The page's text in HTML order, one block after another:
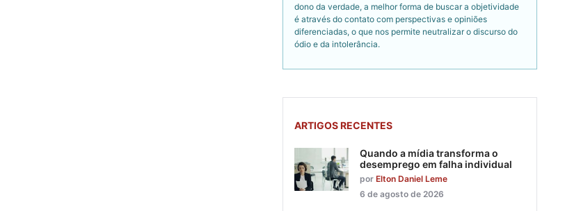
dono da verdade, a melhor forma de buscar a objetividade
é através do contato com perspectivas e opiniões
diferenciadas, o que nos permite neutralizar o discurso do
ódio e da intolerância.
ARTIGOS RECENTES
Quando a mídia transforma o
desemprego em falha individual
por Elton Daniel Leme
6 de agosto de 2026